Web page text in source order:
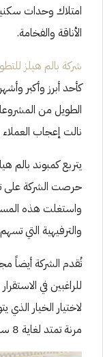
امتلاك وحدات
الأناقة والفخامة.
شركة بالم هيلز
كأحد أبرز وأكبر
الطويل من
نالت إعجاب
يتربع كمبوند بالم
حرصت الشركة على
واستغلت هذه
والترفيهية التي
تُقدم الشركة أيضاً
للراغبين في
لاختيار الخيار
مرنة تمتد لغاية 8 سنوات.